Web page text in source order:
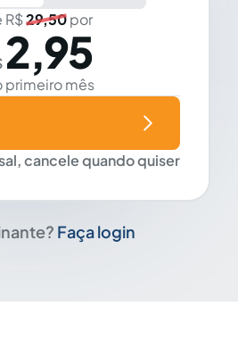
R$29,50por
2,95
primeiro mês
cancele quando quiser
Faça login